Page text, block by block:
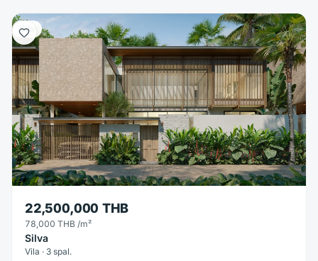
Vila
22,500,000 THB
78,000 THB /m²
Silva
Vila · 3 spal.